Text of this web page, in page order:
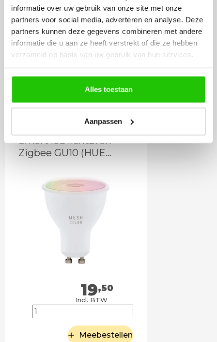
informatie over uw gebruik van onze site met onze
partners voor social media, adverteren en analyse. Deze
partners kunnen deze gegevens combineren met andere
informatie die u aan ze heeft verstrekt of die ze hebben
verzameld op basis van uw gebruik van hun services.
Alles toestaan
Aanpassen
12,95
Incl. BTW
Meebestellen
Smart led lichtbron
Zigbee GU10 (HUE
19,50
Incl. BTW
Meebestellen